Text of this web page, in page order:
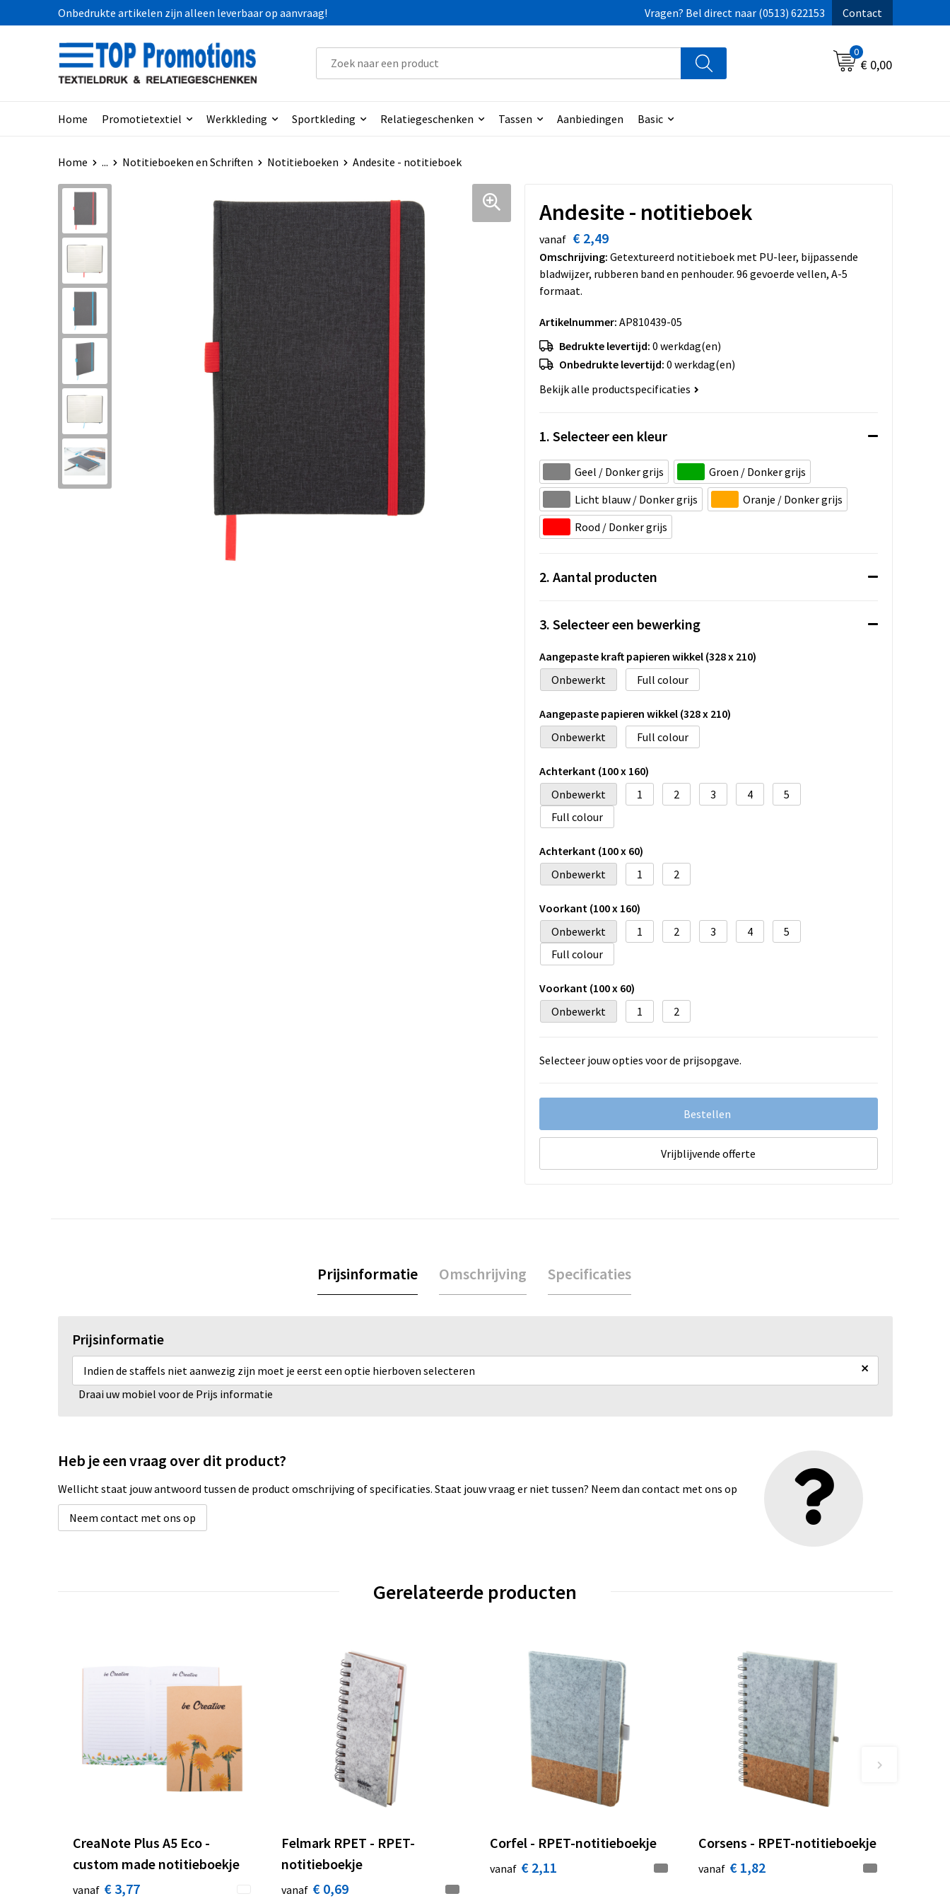
Onbedrukte artikelen zijn alleen leverbaar op aanvraag! Vragen? Bel direct naar (0513) 622153 Contact
0
€ 0,00
Home Promotietextiel Werkkleding Sportkleding Relatiegeschenken Tassen Aanbiedingen Basic
Home ... Notitieboeken en Schriften Notitieboeken Andesite - notitieboek
Andesite - notitieboek
vanaf € 2,49
Omschrijving: Getextureerd notitieboek met PU-leer, bijpassende
bladwijzer, rubberen band en penhouder. 96 gevoerde vellen, A-5
formaat.
Artikelnummer: AP810439-05
Bedrukte levertijd: 0 werkdag(en)
Onbedrukte levertijd: 0 werkdag(en)
Bekijk alle productspecificaties
1. Selecteer een kleur
Geel / Donker grijs
Groen / Donker grijs
Licht blauw / Donker grijs
Oranje / Donker grijs
Rood / Donker grijs
2. Aantal producten
3. Selecteer een bewerking
Aangepaste kraft papieren wikkel (328 x 210)
Onbewerkt
Full colour
Aangepaste papieren wikkel (328 x 210)
Onbewerkt
Full colour
Achterkant (100 x 160)
Onbewerkt
1 2 3 4
5
Full colour
Achterkant (100 x 60)
Onbewerkt
1 2
Voorkant (100 x 160)
Onbewerkt
1 2 3 4
5
Full colour
Voorkant (100 x 60)
Onbewerkt
1 2
Selecteer jouw opties voor de prijsopgave.
Bestellen
Vrijblijvende offerte
Prijsinformatie Omschrijving Specificaties
Prijsinformatie
Indien de staffels niet aanwezig zijn moet je eerst een optie hierboven selecteren ×
Draai uw mobiel voor de Prijs informatie
Heb je een vraag over dit product?
Wellicht staat jouw antwoord tussen de product omschrijving of specificaties. Staat jouw vraag er niet tussen? Neem dan contact met ons op
Neem contact met ons op
Gerelateerde producten
CreaNote Plus A5 Eco -
custom made notitieboekje
vanaf € 3,77
Felmark RPET - RPET-
notitieboekje
vanaf € 0,69
Corfel - RPET-notitieboekje
vanaf € 2,11
Corsens - RPET-notitieboekje
vanaf € 1,82